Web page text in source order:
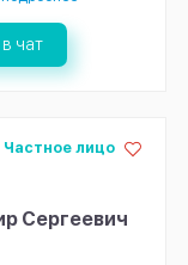
чат
Сергеевич
Частное лицо